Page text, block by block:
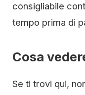
consigliabile
tempo prima di
Cosa
Se ti trovi qui,